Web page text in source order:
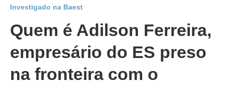
Investigado na Baest
Quem é Adilson Ferreira,
empresário do ES preso
na fronteira com o